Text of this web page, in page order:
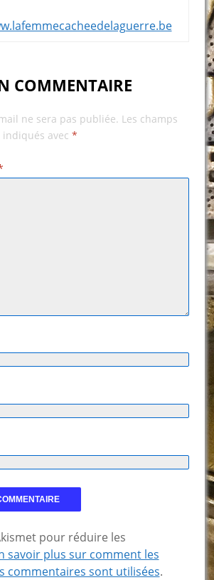
COMMENTAIRE
ne sera pas publiée. Les champs
avec *
pour réduire les
savoir plus sur comment les
commentaires sont utilisées.